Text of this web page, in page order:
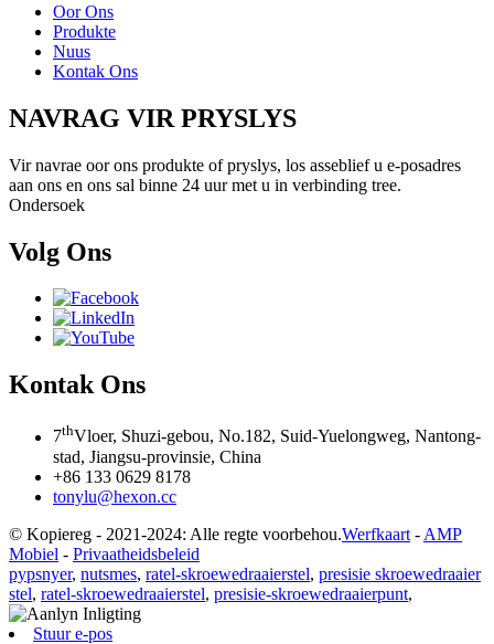
Oor Ons
Produkte
Nuus
Kontak Ons
NAVRAG VIR PRYSLYS
Vir navrae oor ons produkte of pryslys, los asseblief u e-posadres
aan ons en ons sal binne 24 uur met u in verbinding tree.
Ondersoek
Volg Ons
Kontak Ons
7thVloer, Shuzi-gebou, No.182, Suid-Yuelongweg, Nantong-
stad, Jiangsu-provinsie, China
+86 133 0629 8178
tonylu@hexon.cc
© Kopiereg - 2021-2024: Alle regte voorbehou.Werfkaart - AMP
Mobiel - Privaatheidsbeleid
pypsnyer, nutsmes, ratel-skroewedraaierstel, presisie skroewedraaier
stel, ratel-skroewedraaierstel, presisie-skroewedraaierpunt,
Stuur e-pos